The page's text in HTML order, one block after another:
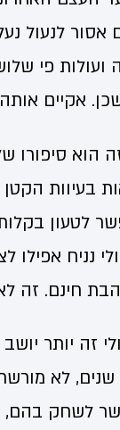
אסור לנעול
ועולות פי
אקיים
הוא סיפורו
בעיוות
לטעון
נניח
חינם. זה
זה יותר
שנים, לא
לשחק בהם,